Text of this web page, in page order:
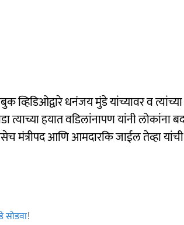
व्हिडिओद्वारे धनंजय मुंडे यांच्यावर व
त्याच्या हयात वडिलांनापण यांनी
मंत्रीपद आणि आमदारकि जाईल तेव्हा
सोडवा!